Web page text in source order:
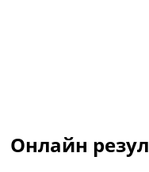
Онлайн